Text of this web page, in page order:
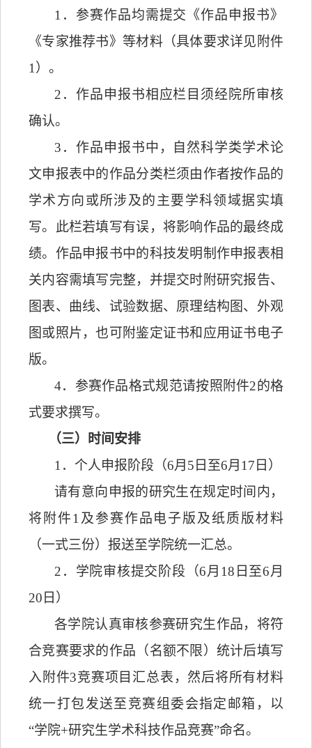
1 ． 参赛作品均需提交《作品申报书》
《专家推荐书》等材料（具体要求详见附件
1 ）。
2 ． 作品申报书相应栏目须经 院所审核
确认。
3 ． 作品申报书中，自然科学类学术论
文申报表中的作品分类栏须由作者按作品的
学术方向或所涉及的主要学科领域据实填
写。此栏若填写有误，将影响作品的最终成
绩。作品申报书中的科技发明制作申报表相
关内容需填写完整，并提交时附研究报告、
图表、曲线、试验数据、原理结构图、外观
图或照片，也可附鉴定证书和应用证书电子
版。
4． 参赛作品格式规范请按照附件2的格
式要求撰写。
（三）时间安排
1 ． 个人申报阶段（6月 5 日至6月 17 日）
请有意向申报的研究生在规定时间内，
将附件1 及参赛作品电子版及纸质版材料
（一式三份）报送至学院统一汇总。
2 ． 学院审核提交阶段（6月 18 日至6月
20 日）
各学院认真审核参赛研究生作品，将符
合竞赛要求的作品（名额不限）统计后填写
入附件3竞赛项目汇总表，然后将所有材料
统一打包发送至竞赛组委会指定邮箱，以
“学院+研究生学术科技作品竞赛”命名。